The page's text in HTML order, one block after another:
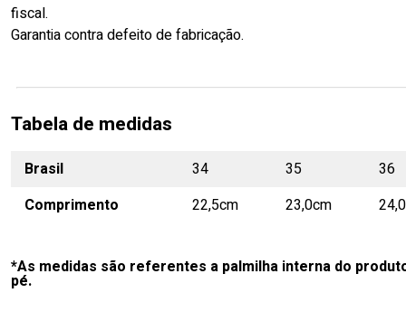
fiscal.
Garantia contra defeito de fabricação.
Tabela de medidas
Brasil 34 35
36
Comprimento
22,5cm 23,0cm
*As medidas são referentes a palmilha interna do
pé.